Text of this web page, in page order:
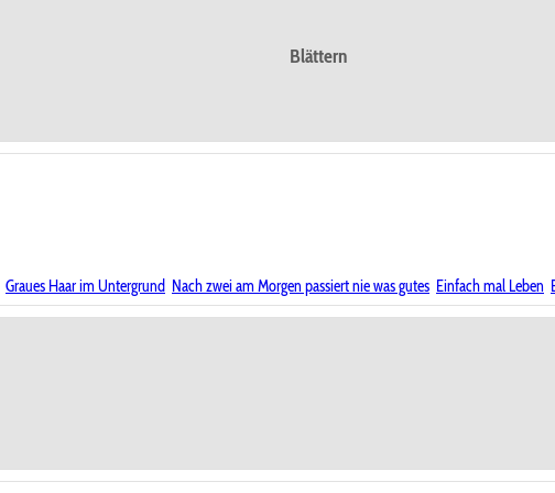
Blättern
Graues Haar im Untergrund Nach zwei am Morgen passiert nie was gutes Einfach mal Leben